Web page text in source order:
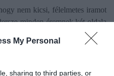
My Personal
sharing to third parties, or
nem kicsi, félelmetes iramot
minden éremnek két oldala
karbantartás frontján bizony
válik is, mert a motorblokk a